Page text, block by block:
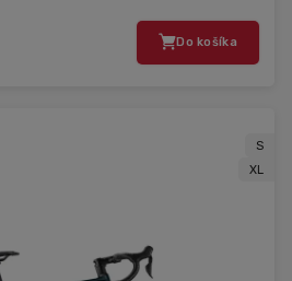
Do košíka
S
XL